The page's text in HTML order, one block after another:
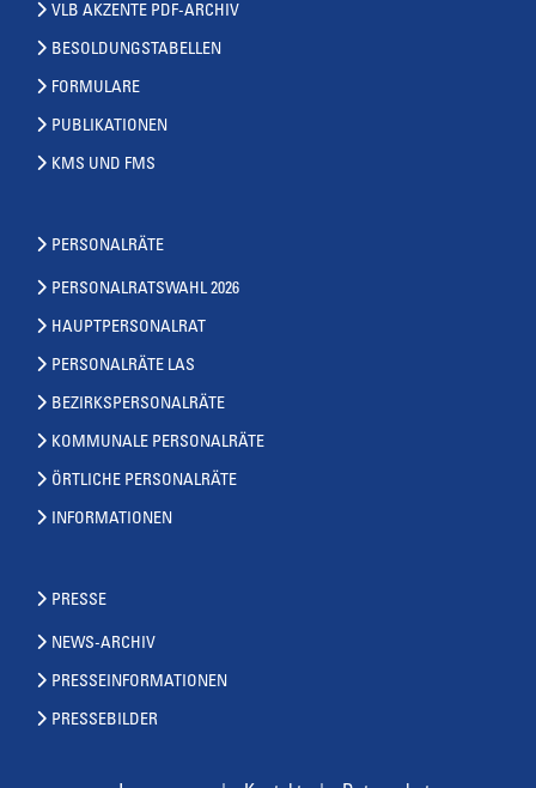
VLB AKZENTE PDF-ARCHIV
BESOLDUNGSTABELLEN
FORMULARE
PUBLIKATIONEN
KMS UND FMS
PERSONALRÄTE
PERSONALRATSWAHL 2026
HAUPTPERSONALRAT
PERSONALRÄTE LAS
BEZIRKSPERSONALRÄTE
KOMMUNALE PERSONALRÄTE
ÖRTLICHE PERSONALRÄTE
INFORMATIONEN
PRESSE
NEWS-ARCHIV
PRESSEINFORMATIONEN
PRESSEBILDER